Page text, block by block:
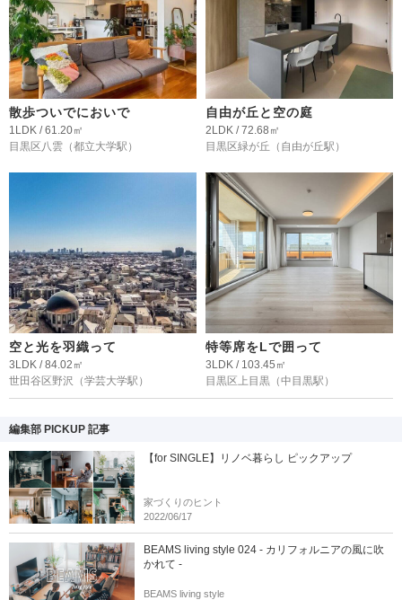
散歩ついでにおいで
1LDK / 61.20㎡
目黒区八雲 （都立大学駅）
自由が丘と空の庭
2LDK / 72.68㎡
目黒区緑が丘 （自由が丘駅）
空と光を羽織って
3LDK / 84.02㎡
世田谷区野沢 （学芸大学駅）
特等席をLで囲って
3LDK / 103.45㎡
目黒区上目黒 （中目黒駅）
編集部 PICKUP 記事
【for SINGLE】リノベ暮らし ピックアップ
家づくりのヒント
2022/06/17
BEAMS living style 024 - カリフォルニアの風に吹
かれて -
BEAMS living style